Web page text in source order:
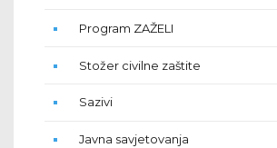
Program ZAŽELI
Stožer civilne zaštite
Sazivi
Javna savjetovanja